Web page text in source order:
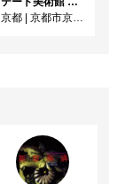
京都 | 京都市京セラ美術館